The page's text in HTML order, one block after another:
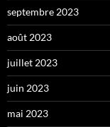
septembre 2023
août 2023
juillet 2023
juin 2023
mai 2023